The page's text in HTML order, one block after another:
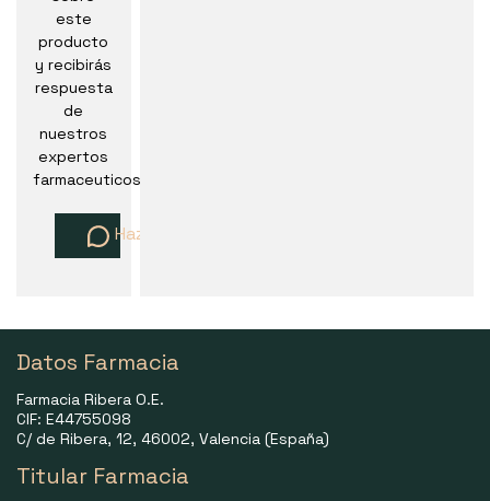
este
producto
y recibirás
respuesta
de
nuestros
expertos
farmaceuticos
Haz una pregunta
Datos Farmacia
Farmacia Ribera O.E.
CIF: E44755098
C/ de Ribera, 12, 46002, Valencia (España)
Titular Farmacia